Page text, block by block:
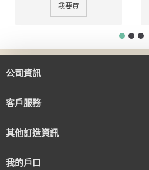
我要買
公司資訊
客戶服務
其他訂造資訊
我的戶口